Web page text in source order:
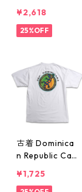
記：XL gd40
6051n w50527
¥2,618
25%OFF
古着 Dominica
n Republic Cari
ニカ共和国 プ
¥1,725